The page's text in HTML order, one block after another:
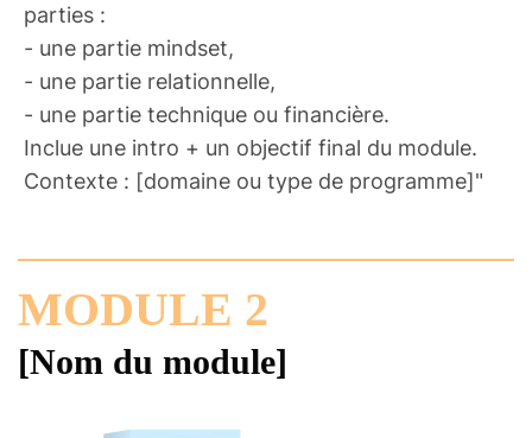
parties :
- une partie mindset,
- une partie relationnelle,
- une partie technique ou financière.
Inclue une intro + un objectif final du module.
Contexte : [domaine ou type de programme]"
MODULE 2
[Nom du module]